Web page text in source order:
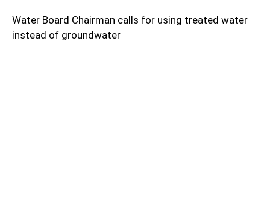
Water Board Chairman calls for using treated water
instead of groundwater